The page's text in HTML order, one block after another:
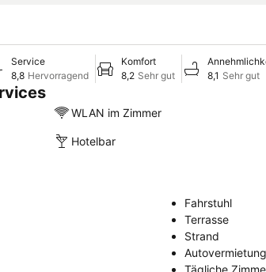
Service
8,8 Hervorragend
Komfort
8,2 Sehr gut
8,1 Sehr gut
WLAN im Zimmer
Hotelbar
Fahrstuhl
Terrasse
Strand
Autovermietung
Tägliche